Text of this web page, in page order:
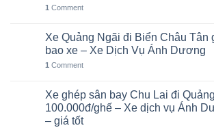
1 Comment
Xe Quảng Ngãi đi Biển Châu Tân
bao xe – Xe Dịch Vụ Ánh Dương
1 Comment
Xe ghép sân bay Chu Lai đi
100.000đ/ghế – Xe dịch vụ Ánh
– giá tốt